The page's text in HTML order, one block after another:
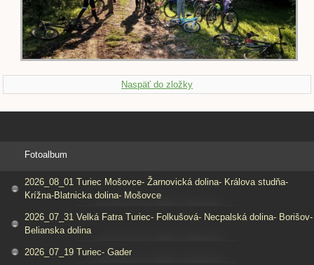
Naspäť do zložky
Fotoalbum
2026_08_01 Turiec Mošovce- Žarnovická dolina- Králova studňa-
Krížna-Blatnicka dolina- Mošovce
2026_07_31 Velká Fatra Turiec- Folkušová- Necpalská dolina- Borišov-
Belianska dolina
2026_07_19 Turiec- Gader